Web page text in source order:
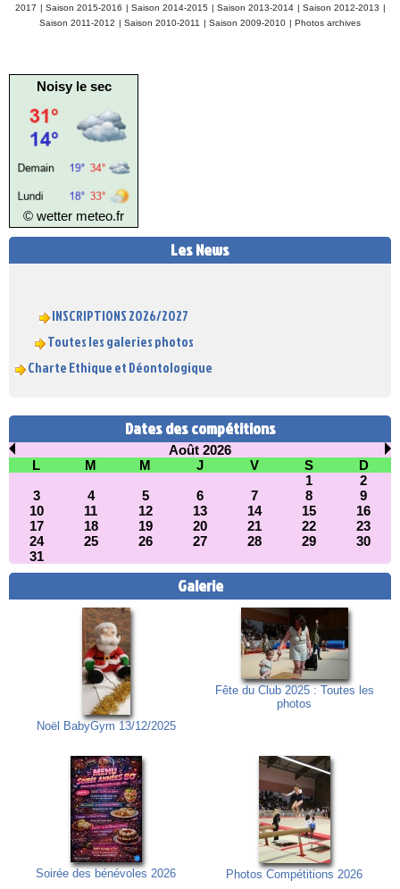
2017 | Saison 2015-2016 | Saison 2014-2015 | Saison 2013-2014 | Saison 2012-2013 |
Saison 2011-2012 | Saison 2010-2011 | Saison 2009-2010 | Photos archives
Noisy le sec
© wetter meteo.fr
Les News
INSCRIPTIONS 2026/2027
Toutes les galeries photos
Charte Ethique et Déontologique
Dates des compétitions
Août 2026
L
M M J V S
D
1
2
3
4 5 6 7 8
9
10
11 12 13 14 15
16
17
18 19 20 21 22
23
24
25 26 27 28 29
30
31
Galerie
Noël BabyGym 13/12/2025
Fête du Club 2025 : Toutes les
photos
Soirée des bénévoles 2026 Photos Compétitions 2026